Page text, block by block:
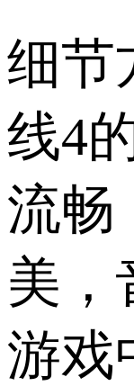
细节
线4
流畅
美，
游戏